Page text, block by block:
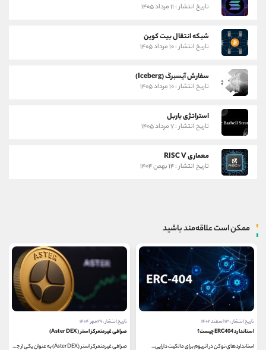
تاریخ انتشار : ۱۱ مرداد ۱۴۰۵
شبکه انتقال بیت کوین
تاریخ انتشار : ۱۰ مرداد ۱۴۰۵
سفارش آیسبرگ (Iceberg)
تاریخ انتشار : ۱۰ مرداد ۱۴۰۵
استراتژی باربل
تاریخ انتشار : ۷ مرداد ۱۴۰۵
معماری RISC V
تاریخ انتشار : ۱۴ بهمن ۱۴۰۴
ممکن است علاقه‌مند باشید
تاریخ انتشار : ۱۳ اسفند ۱۴۰۲
استاندارد ERC404 چیست؟
استانداردهای توکن در اتریوم برای مالکیت دارایی‌...
تاریخ انتشار : ۲۹ مهر ۱۴۰۴
صرافی غیرمتمرکز استر (Aster DEX)
صرافی غیرمتمرکز استر (Aster DEX) به عنوان یکی از جذاب...